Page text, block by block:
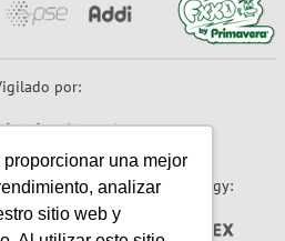
una mejor
analizar
sitio web y
por:
By: Technology: